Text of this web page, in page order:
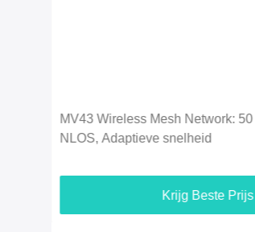
MB33 Wireless IP MESH Multi-
Netwerkapparatuur GPS/Wifi/4G
Krijg Beste Prijs